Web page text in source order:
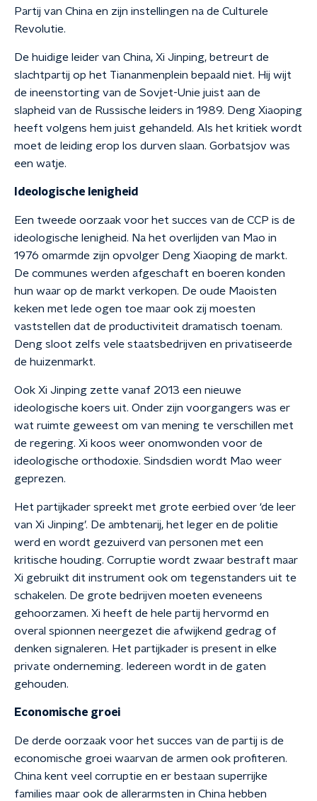
Partij van China en zijn instellingen na de Culturele
Revolutie.
De huidige leider van China, Xi Jinping, betreurt de
slachtpartij op het Tiananmenplein bepaald niet. Hij wijt
de ineenstorting van de Sovjet-Unie juist aan de
slapheid van de Russische leiders in 1989. Deng Xiaoping
heeft volgens hem juist gehandeld. Als het kritiek wordt
moet de leiding erop los durven slaan. Gorbatsjov was
een watje.
Ideologische lenigheid
Een tweede oorzaak voor het succes van de CCP is de
ideologische lenigheid. Na het overlijden van Mao in
1976 omarmde zijn opvolger Deng Xiaoping de markt.
De communes werden afgeschaft en boeren konden
hun waar op de markt verkopen. De oude Maoisten
keken met lede ogen toe maar ook zij moesten
vaststellen dat de productiviteit dramatisch toenam.
Deng sloot zelfs vele staatsbedrijven en privatiseerde
de huizenmarkt.
Ook Xi Jinping zette vanaf 2013 een nieuwe
ideologische koers uit. Onder zijn voorgangers was er
wat ruimte geweest om van mening te verschillen met
de regering. Xi koos weer onomwonden voor de
ideologische orthodoxie. Sindsdien wordt Mao weer
geprezen.
Het partijkader spreekt met grote eerbied over ‘de leer
van Xi Jinping’. De ambtenarij, het leger en de politie
werd en wordt gezuiverd van personen met een
kritische houding. Corruptie wordt zwaar bestraft maar
Xi gebruikt dit instrument ook om tegenstanders uit te
schakelen. De grote bedrijven moeten eveneens
gehoorzamen. Xi heeft de hele partij hervormd en
overal spionnen neergezet die afwijkend gedrag of
denken signaleren. Het partijkader is present in elke
private onderneming. Iedereen wordt in de gaten
gehouden.
Economische groei
De derde oorzaak voor het succes van de partij is de
economische groei waarvan de armen ook profiteren.
China kent veel corruptie en er bestaan superrijke
families maar ook de allerarmsten in China hebben